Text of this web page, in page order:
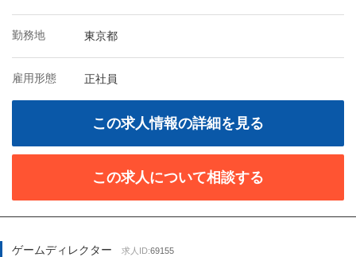
勤務地 東京都
雇用形態 正社員
この求人情報の詳細を見る
この求人について相談する
ゲームディレクター 求人ID:69155